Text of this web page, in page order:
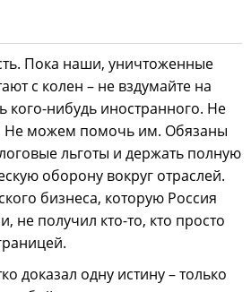
Пока наши, уничтоженные
с колен – не вздумайте на
кого-нибудь иностранного. Не
Не можем помочь им. Обязаны
льготы и держать полную
оборону вокруг отраслей.
бизнеса, которую Россия
не получил кто-то, кто просто
доказал одну истину – только